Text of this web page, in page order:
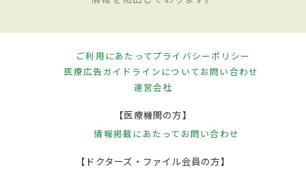
ご利用にあたってプライバシーポリシー
医療広告ガイドラインについてお問い合わせ
運営会社
【医療機関の方】
情報掲載にあたって お問い合わせ
【ドクターズ・ファイル会員の方】